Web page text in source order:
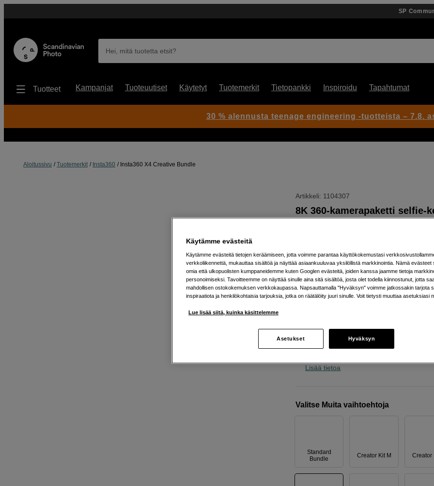
SP
Hei, mitä tuotetta etsit?
Tuotteet Kampanjat Tuoteuutiset Käytetyt Tuotemerkit Tietopankki Inspiroidu Tapahtumat
Aloitussivu Tuotemerkit Insta360 Insta360 X4 Creative Bundle
Artikkeli: 1104307
8K 360-kamerapaketti selfie-
Verkkokauppa:Varastossa
Helsingin myymälä: Varastotilanne
135 minuutin tallennusaika
Erittäin tehokas kuvanvakain
Lisää tietoa
Valitse Muita vaihtoehtoja
Standard
Bundle
Creator Kit M Creator
30 % alennusta teenage engineering -tuotteista – 7.8.
Käytämme evästeitä
Käytämme evästeitä tietojen keräämiseen, jotta voimme parantaa käyttökokemustasi
verkkoliikennettä, mukauttaa sisältöä ja näyttää asiaankuuluvaa yksilöllistä markkinointia. Nämä evästeet
omia että ulkopuolisten kumppaneidemme kuten Googlen evästeitä, joiden kanssa jaamme tietoja
personoimiseksi. Tavoitteemme on näyttää sinulle aina sitä sisältöä, josta olet todella kiinnostunut, jotta
mahdollisen ostokokemuksen verkkokaupassa. Napsauttamalla "Hyväksyn" voimme jatkossakin tarjota
inspiraatiota ja henkilökohtaisia tarjouksia, jotka on räätälöity juuri sinulle. Voit tietysti muuttaa asetuksiasi
Lue lisää siitä, kuinka käsittelemme
Asetukset Hyväksyn